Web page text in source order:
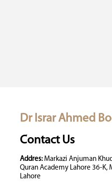
Dr Israr Ahmed
Contact Us
Addres:Markazi Anjuman
Quran Academy Lahore 36-K,
Lahore